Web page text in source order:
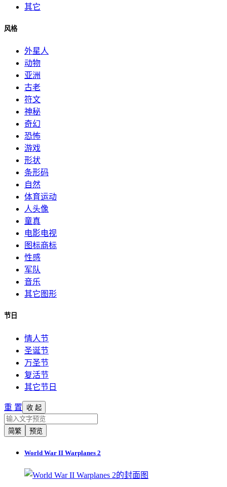
其它
风格
外星人
动物
亚洲
古老
符文
神秘
奇幻
恐怖
游戏
形状
条形码
自然
体育运动
人头像
童真
电影电视
图标商标
性感
军队
音乐
其它图形
节日
情人节
圣诞节
万圣节
复活节
其它节日
重 置 收 起
简繁 预览
World War II Warplanes 2